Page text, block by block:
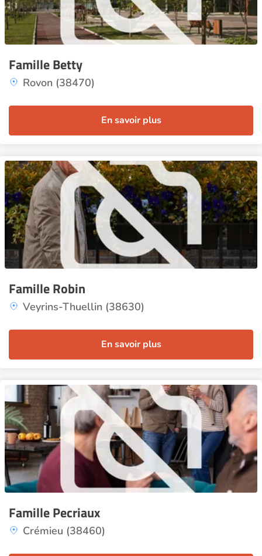
Famille Betty
Rovon (38470)
En savoir plus
Famille Robin
Veyrins-Thuellin (38630)
En savoir plus
Famille Pecriaux
Crémieu (38460)